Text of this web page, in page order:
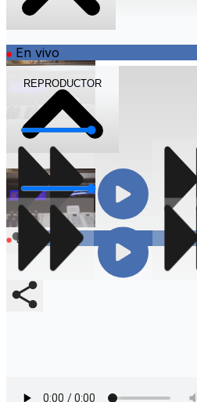
En vivo
Volumen
Compartir
REPRODUCTOR
En vivo
Volumen
Compartir